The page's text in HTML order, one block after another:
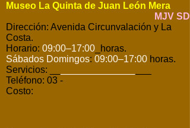
Museo La Quinta de Juan León Mera
MJV SD
Dirección: Avenida Circunvalación y La
Costa.
Horario: 09:00–17:00 _horas.
Sábados Domingos: 09:00–17:00 horas.
Servicios: __
Teléfono: 03 -
Costo: